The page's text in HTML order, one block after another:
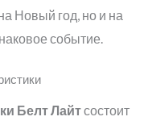
Новый год, но и на
событие.
Белт Лайтсостоит